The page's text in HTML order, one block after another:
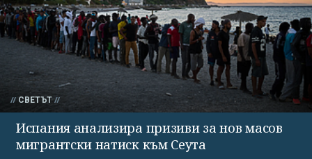
СВЕТЪТ
Испания анализира призиви за нов масов
мигрантски натиск към Сеута